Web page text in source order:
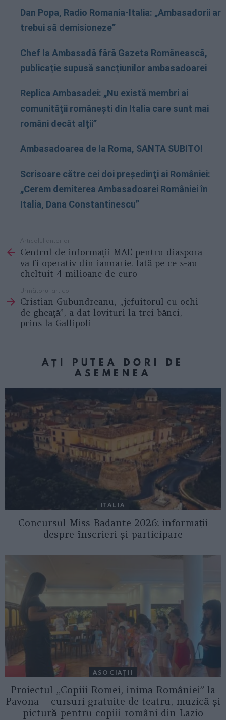
Dan Popa, Radio Romania-Italia: „Ambasadorii ar
trebui să demisioneze”
Chef la Ambasadă fără Gazeta Românească,
publicație supusă sancțiunilor ambasadoarei
Replica Ambasadei: „Nu există membri ai
comunităţii româneşti din Italia care sunt mai
români decât alţii”
Ambasadoarea de la Roma, SANTA SUBITO!
Scrisoare către cei doi preşedinţi ai României:
„Cerem demiterea Ambasadoarei României în
Italia, Dana Constantinescu”
more
Articolul anterior
Centrul de informații MAE pentru diaspora
va fi operativ din ianuarie. Iată pe ce s-au
cheltuit 4 milioane de euro
Următorul articol
Cristian Gubundreanu, „jefuitorul cu ochi
de gheaţă”, a dat lovituri la trei bănci,
prins la Gallipoli
AȚI PUTEA DORI DE
ASEMENEA
ITALIA
Concursul Miss Badante 2026: informații
despre înscrieri și participare
ASOCIAŢII
Proiectul „Copiii Romei, inima României” la
Pavona – cursuri gratuite de teatru, muzică și
pictură pentru copiii români din Lazio